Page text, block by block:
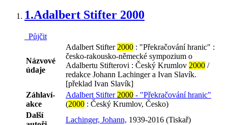
1.Adalbert Stifter 2000
Půjčit
Názvové
údaje
Adalbert Stifter 2000 : "Překračování hranic" :
česko-rakousko-německé sympozium o
Adalbertu Stifterovi : Český Krumlov 2000 /
redakce Johann Lachinger a Ivan Slavík.
[překlad Ivan Slavík]
Záhlaví-
akce
Adalbert Stifter 2000 - "Překračování hranic"
(2000 : Český Krumlov, Česko)
Další
Lachinger, Johann, 1939-2016 (Tiskař)